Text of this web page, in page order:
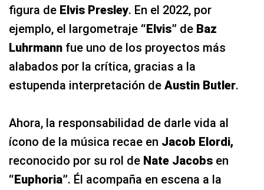
figura de Elvis Presley. En el 2022, por
ejemplo, el largometraje “Elvis” de Baz
Luhrmann fue uno de los proyectos más
alabados por la crítica, gracias a la
estupenda interpretación de Austin Butler.
Ahora, la responsabilidad de darle vida al
ícono de la música recae en Jacob Elordi,
reconocido por su rol de Nate Jacobs en
“Euphoria”. Él acompaña en escena a la